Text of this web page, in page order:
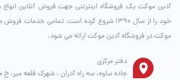
آدین موکت یک فروشگاه اینترنتی جهت فروش آنلاین
خود را از سال ۱۳۹۰ شروع کرده است. تمامی
موکت در فروشگاه آدین موکت ارائه می شود.
دفتر مرکزی
جاده ساوه، سه راه آدران ، شهرک قلعه میر، خ